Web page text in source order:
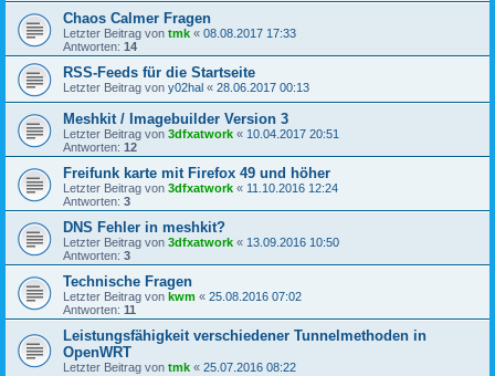
Chaos Calmer Fragen
Letzter Beitrag von tmk « 08.08.2017 17:33
Antworten: 14
RSS-Feeds für die Startseite
Letzter Beitrag von y02hal « 28.06.2017 00:13
Meshkit / Imagebuilder Version 3
Letzter Beitrag von 3dfxatwork « 10.04.2017 20:51
Antworten: 12
Freifunk karte mit Firefox 49 und höher
Letzter Beitrag von 3dfxatwork « 11.10.2016 12:24
Antworten: 3
DNS Fehler in meshkit?
Letzter Beitrag von 3dfxatwork « 13.09.2016 10:50
Antworten: 3
Technische Fragen
Letzter Beitrag von kwm « 25.08.2016 07:02
Antworten: 11
Leistungsfähigkeit verschiedener Tunnelmethoden in
OpenWRT
Letzter Beitrag von tmk « 25.07.2016 08:22